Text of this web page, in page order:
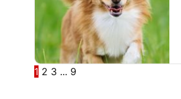
1 2 3 ... 9